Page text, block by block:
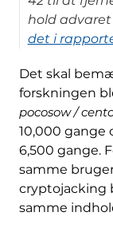
hold
det i
Det skal
forskningen
pocosow /
10,000 gange
6,500 gange.
samme
cryptojacking
samme